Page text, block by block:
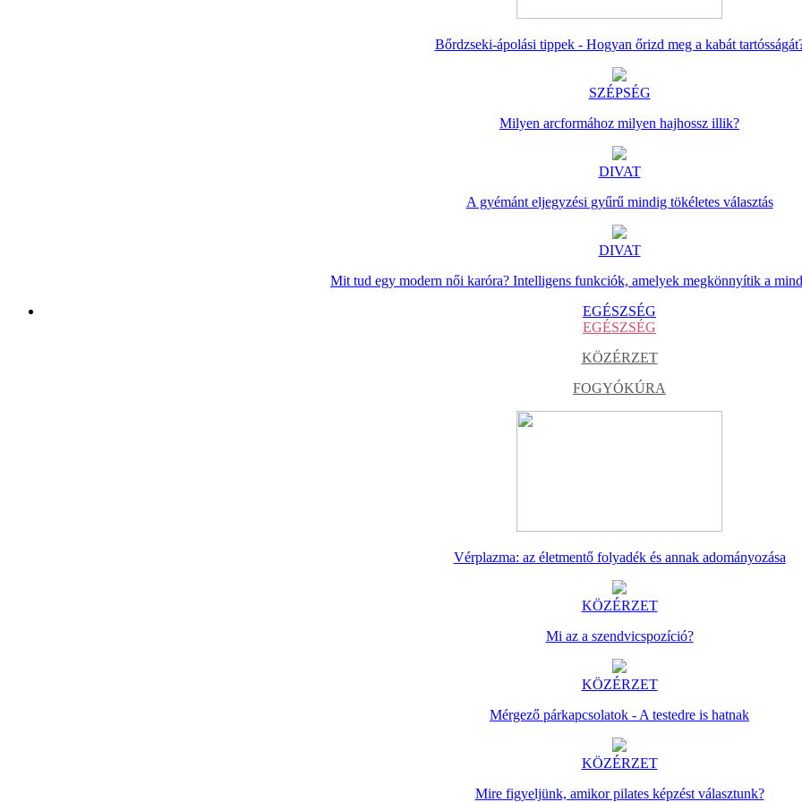
Bőrdzseki-ápolási tippek - Hogyan őrizd meg a kabát
SZÉPSÉG
Milyen arcformához milyen hajhossz illik?
DIVAT
A gyémánt eljegyzési gyűrű mindig tökéletes választás
DIVAT
Mit tud egy modern női karóra? Intelligens funkciók, amelyek megkönnyítik a
EGÉSZSÉG
EGÉSZSÉG
KÖZÉRZET
FOGYÓKÚRA
Vérplazma: az életmentő folyadék és annak adományozása
KÖZÉRZET
Mi az a szendvicspozíció?
KÖZÉRZET
Mérgező párkapcsolatok - A testedre is hatnak
KÖZÉRZET
Mire figyeljünk, amikor pilates képzést választunk?